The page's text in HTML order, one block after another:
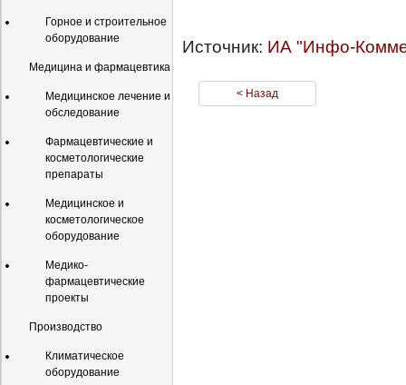
Горное и строительное
оборудование
Медицина и фармацевтика
Медицинское лечение и
обследование
Фармацевтические и
косметологические
препараты
Медицинское и
косметологическое
оборудование
Медико-
фармацевтические
проекты
Производство
Климатическое
оборудование
Источник: ИА "Инфо-
< Назад